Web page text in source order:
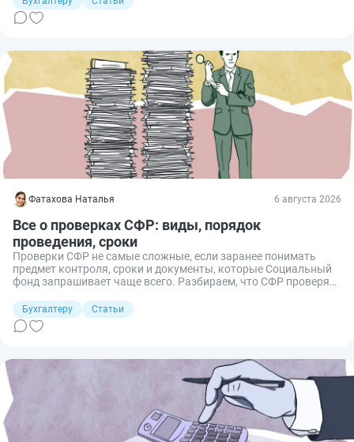
Фатахова Наталья 6 августа 2026
Все о проверках СФР: виды, порядок
проведения, сроки
Проверки СФР не самые сложные, если заранее понимать
предмет контроля, сроки и документы, которые Социальный
фонд запрашивает чаще всего. Разбираем, что СФР проверяет
какие ошибки обычно назначают штраф.
Бухгалтеру Статьи